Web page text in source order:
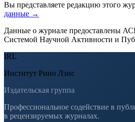
Вы представляете редакцию этого
данные →
Данные о журнале предоставлены
Системой Научной Активности и
IRL
Институт Рино Лэнс
Издательская группа
Профессиональное содействие в
в рецензируемых журналах.